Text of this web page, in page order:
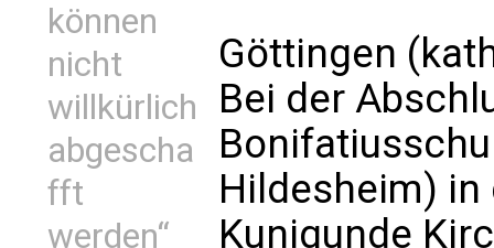
können
nicht
willkürlich
abgescha
fft
werden“
Göttingen
Bei der
Hildesheim) in
Kunigunde